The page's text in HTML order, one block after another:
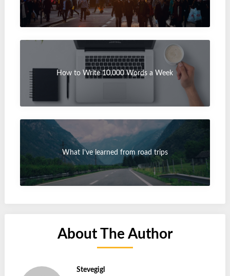
How to Write 10,000 Words a Week
What I’ve learned from road trips
About The Author
Stevegigl